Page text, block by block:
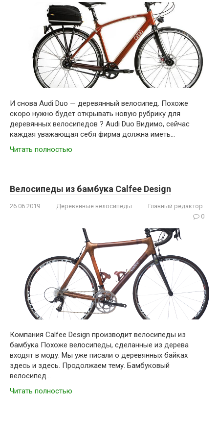
И снова Audi Duo — деревянный велосипед. Похоже
скоро нужно будет открывать новую рубрику для
деревянных велосипедов ? Audi Duo Видимо, сейчас
каждая уважающая себя фирма должна иметь…
Читать полностью
Велосипеды из бамбука Calfee Design
26.06.2019 Деревянные велосипеды
Главный редактор
0
Компания Calfee Design производит велосипеды из
бамбука Похоже велосипеды, сделанные из дерева
входят в моду. Мы уже писали о деревянных байках
здесь и здесь. Продолжаем тему. Бамбуковый
велосипед…
Читать полностью